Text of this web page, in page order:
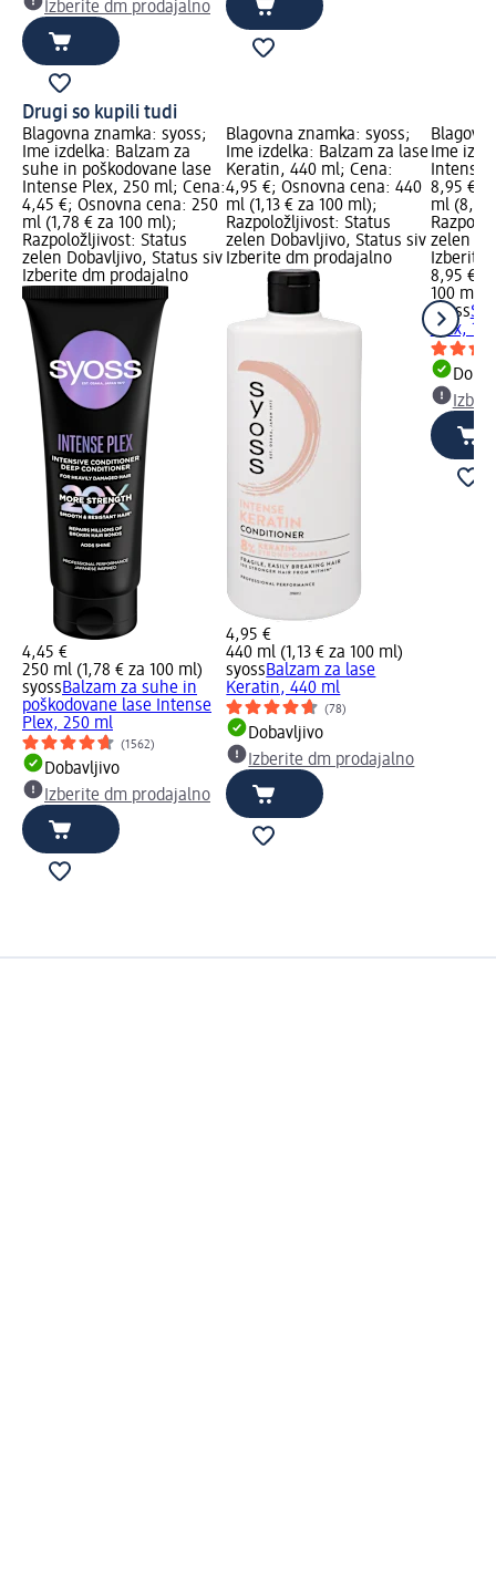
Izberite dm prodajalno
Drugi so kupili tudi
Blagovna znamka: syoss;
Ime izdelka: Balzam za
suhe in poškodovane lase
Intense Plex, 250 ml; Cena:
4,45 €; Osnovna cena: 250
ml (1,78 € za 100 ml);
Razpoložljivost: Status
zelen Dobavljivo, Status siv
Izberite dm prodajalno
4,45 €
250 ml (1,78 € za 100 ml)
syossBalzam za suhe in
poškodovane lase Intense
Plex, 250 ml
(1562)
Dobavljivo
Izberite dm prodajalno
Blagovna znamka: syoss;
Ime izdelka: Balzam za lase
Keratin, 440 ml; Cena:
4,95 €; Osnovna cena: 440
ml (1,13 € za 100 ml);
Razpoložljivost: Status
zelen Dobavljivo, Status siv
Izberite dm prodajalno
4,95 €
440 ml (1,13 € za 100 ml)
syossBalzam za lase
Keratin, 440 ml
(78)
Dobavljivo
Izberite dm prodajalno
Ime
Intense
8,95 €;
ml (8,95
zelen
Izberite
8,95 €
100 ml
syoss
Plex,